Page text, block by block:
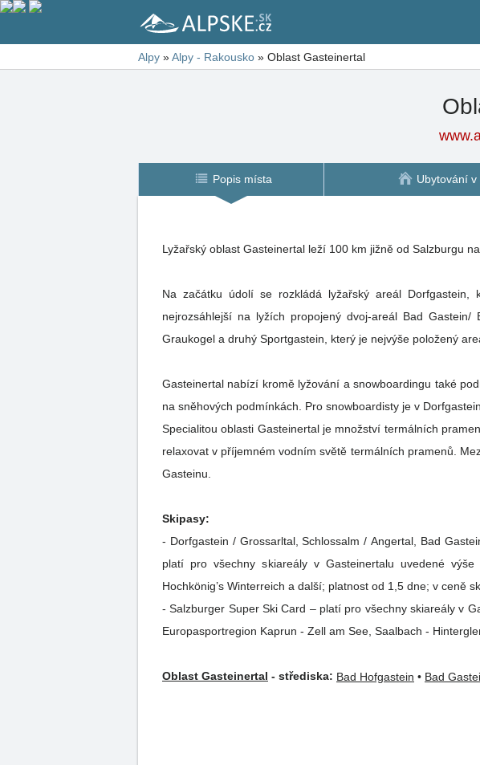
Alpy »Alpy - Rakousko » Oblast Gasteinertal
Popis místa Ubytování v
Lyžařský oblast Gasteinertal leží 100 km jižně od
Na začátku údolí se rozkládá lyžařský areál
nejrozsáhlejší na lyžích propojený dvoj-areál Bad
Graukogel a druhý Sportgastein, který je nejvýše položený
Gasteinertal nabízí kromě lyžování a snowboardingu také
na sněhových podmínkách. Pro snowboardisty je v
Specialitou oblasti Gasteinertal je množství termálních
relaxovat v příjemném vodním světě termálních pramenů. Mezi nejznámější patří komplex Alpen Therme v Bad
Gasteinu.
Skipasy:
- Dorfgastein / Grossarltal, Schlossalm / Angertal, Bad Gastein/ Bad Hofgastein, Sportgastein –
platí pro všechny skiareály v Gasteinertalu uvedené
Hochkönig’s Winterreich a další; platnost od 1,5 dne; v ceně
- Salzburger Super Ski Card – platí pro všechny skiareály v
Europasportregion Kaprun - Zell am See, Saalbach -
Oblast Gasteinertal - střediska: Bad Hofgastein • Bad